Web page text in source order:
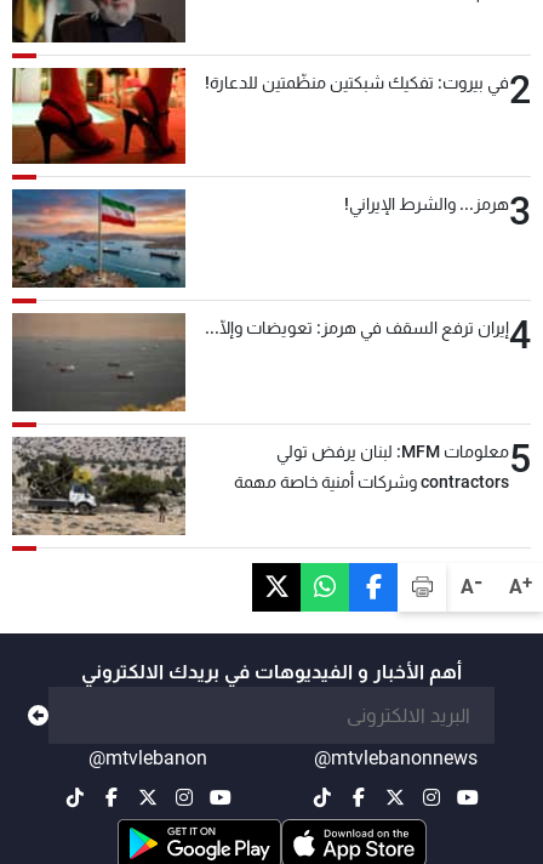
A+
A-
2في بيروت: تفكيك شبكتين منظّمتين للدعارة!
3هرمز... والشرط الإيراني!
4إيران ترفع السقف في هرمز: تعويضات وإلّا...
5
معلومات MFM: لبنان يرفض تولي
contractors وشركات أمنية خاصة مهمة
أهم الأخبار و الفيديوهات في بريدك الالكتروني
@mtvlebanonnews
@mtvlebanon